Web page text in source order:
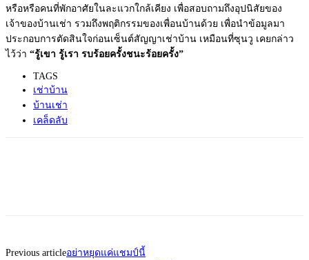
หรือหรือคนที่พักอาศัยในละแวกใกล้เคียง เพื่อสอบถามถึงอุปนิสัยของ
เจ้าของบ้านเช่า รวมถึงพฤติกรรมของเพื่อนบ้านด้วย เพื่อนำข้อมูลมา
ประกอบการตัดสินใจก่อนเซ็นต์สัญญาเช่าบ้าน เหมือนที่ซุนวู เคยกล่าว
ไว้ว่า “รู้เขา รู้เรา รบร้อยครั้งชนะร้อยครั้ง”
TAGS
เช่าบ้าน
บ้านเช่า
เคล็ดลับ
Previous articleอย่าหยุดแค่แชมป์นี้